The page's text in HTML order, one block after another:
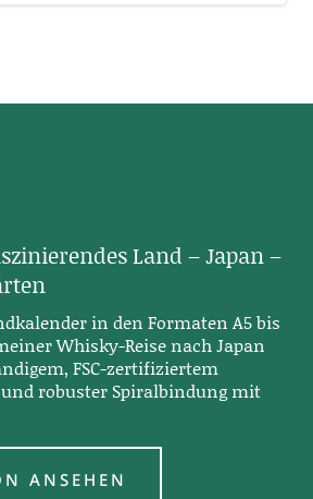
Land – Japan –
in den Formaten A5 bis
Whisky-Reise nach Japan
FSC-zertifiziertem
robuster Spiralbindung mit
ANSEHEN